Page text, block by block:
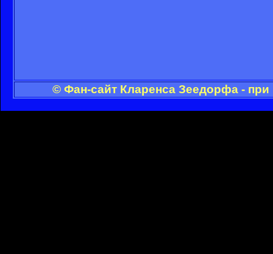
© Фан-сайт Кларенса Зеедорфа -